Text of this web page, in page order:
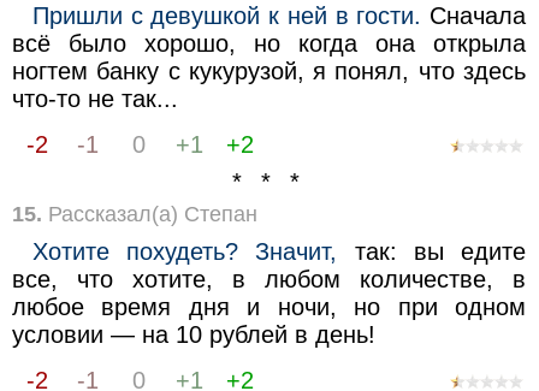
Пришли с девушкой к ней в гости. Сначала
всё было хорошо, но когда она открыла
ногтем банку с кукурузой, я понял, что здесь
что-то не так...
-2
-1 0 +1
+2
* * *
15. Рассказал(а) Степан
Хотите похудеть? Значит,
так: вы едите
все, что хотите, в любом количестве, в
любое время дня и ночи, но при одном
условии — на 10 рублей в день!
-2
-1 0 +1 +2